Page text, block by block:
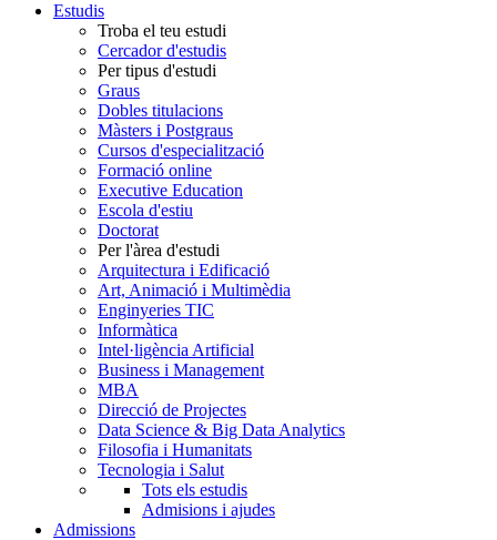
Estudis
Troba el teu estudi
Cercador d'estudis
Per tipus d'estudi
Graus
Dobles titulacions
Màsters i Postgraus
Cursos d'especialització
Formació online
Executive Education
Escola d'estiu
Doctorat
Per l'àrea d'estudi
Arquitectura i Edificació
Art, Animació i Multimèdia
Enginyeries TIC
Informàtica
Intel·ligència Artificial
Business i Management
MBA
Direcció de Projectes
Data Science & Big Data Analytics
Filosofia i Humanitats
Tecnologia i Salut
Tots els estudis
Admisions i ajudes
Admissions